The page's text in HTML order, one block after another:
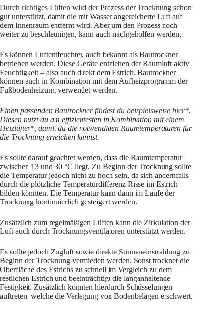
Durch richtiges Lüften wird der Prozess der Trocknung schon
gut unterstützt, damit die mit Wasser angereicherte Luft auf
dem Innenraum entfernt wird. Aber um den Prozess noch
weiter zu beschleunigen, kann auch nachgeholfen werden.
Es können Luftentfeuchter, auch bekannt als Bautrockner
betrieben werden. Diese Geräte entziehen der Raumluft aktiv
Feuchtigkeit – also auch direkt dem Estrich. Bautrockner
können auch in Kombination mit dem Aufheizprogramm der
Fußbodenheizung verwendet werden.
Einen passenden Bautrockner findest du beispielsweise hier*.
Diesen nutzt du am effizientesten in Kombination miteinem
Heizlüfter*, damit du die notwendigen Raumtemperaturen für
die Trocknung erreichen kannst.
Es sollte darauf geachtet werden, dass die Raumtemperatur
zwischen 13 und 30 °C liegt. Zu Beginn der Trocknung sollte
die Temperatur jedoch nicht zu hoch sein, da sich andernfalls
durch die plötzliche Temperaturdifferenz Risse im Estrich
bilden könnten. Die Temperatur kann dann im Laufe der
Trocknung kontinuierlich gesteigert werden.
Zusätzlich zum regelmäßigen Lüften kann die Zirkulation der
Luft auch durch Trocknungsventilatoren unterstützt werden.
Es sollte jedoch Zugluft sowie direkte Sonneneinstrahlung zu
Beginn der Trocknung vermieden werden. Sonst trocknet die
Oberfläche des Estrichs zu schnell im Vergleich zu dem
restlichen Estrich und beeinträchtigt die langanhaltende
Festigkeit. Zusätzlich könnten hierdurch Schüsselungen
auftreten, welche die Verlegung von Bodenbelägen erschwert.